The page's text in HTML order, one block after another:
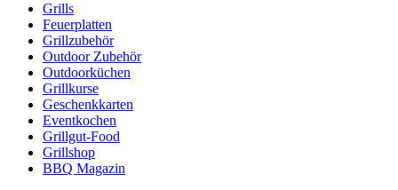
Grills
Feuerplatten
Grillzubehör
Outdoor Zubehör
Outdoorküchen
Grillkurse
Geschenkkarten
Eventkochen
Grillgut-Food
Grillshop
BBQ Magazin